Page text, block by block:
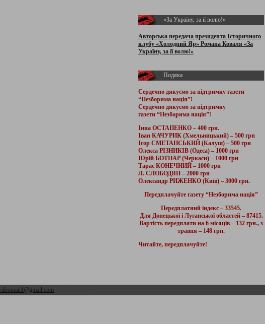
«За Україну, за її волю!»
Авторська передача президента Історичного
клубу «Холодний Яр» Романа Коваля «За
Україну, за її волю!»
Подяка
Сердечно дякуємо за підтримку газети
“Незборима нація”!
Сердечно дякуємо за підтримку
газети “Незборима нація”!
Інна ОСТАПЕНКО – 400 грн.
Іван КАЧУРИК (Хмельницький) – 500 грн
Ігор СМЕТАНСЬКИЙ (Калуш) – 500 грн
Олекса РІЗНИКІВ (Одеса) – 1000 грн
Юрій БОТНАР (Черкаси) – 1000 грн
Тарас КОНЕЧНИЙ – 1000 грн
Л. СЛОБОДЯН – 2000 грн
Олександр РИЖЕНКО (Київ) – 3000 грн.
Передплачуйте газету “Незборима нація”
Передплатний індекс – 33545.
Для Донецької і Луганської областей – 87415.
Вартість передплати на 6 місяців – 132 грн., з
травня – 148 грн.
Читайте, передплачуйте!